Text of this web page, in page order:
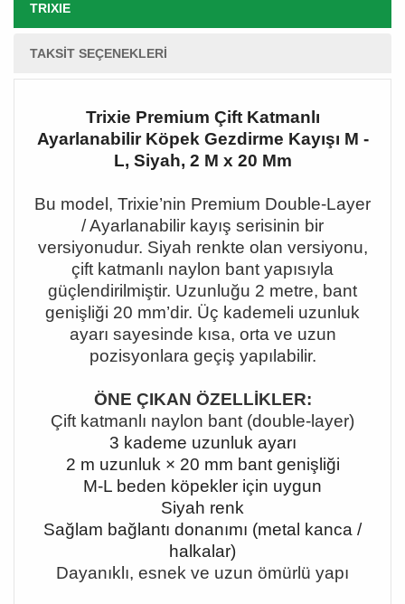
TRIXIE
TAKSIT SEÇENEKLERI
Trixie Premium Çift Katmanlı
Ayarlanabilir Köpek Gezdirme Kayışı M -
L, Siyah, 2 M x 20 Mm
Bu model, Trixie’nin Premium Double-Layer
/ Ayarlanabilir kayış serisinin bir
versiyonudur. Siyah renkte olan versiyonu,
çift katmanlı naylon bant yapısıyla
güçlendirilmiştir. Uzunluğu 2 metre, bant
genişliği 20 mm’dir. Üç kademeli uzunluk
ayarı sayesinde kısa, orta ve uzun
pozisyonlara geçiş yapılabilir.
ÖNE ÇIKAN ÖZELLİKLER:
Çift katmanlı naylon bant (double-layer)
3 kademe uzunluk ayarı
2 m uzunluk × 20 mm bant genişliği
M-L beden köpekler için uygun
Siyah renk
Sağlam bağlantı donanımı (metal kanca /
halkalar)
Dayanıklı, esnek ve uzun ömürlü yapı